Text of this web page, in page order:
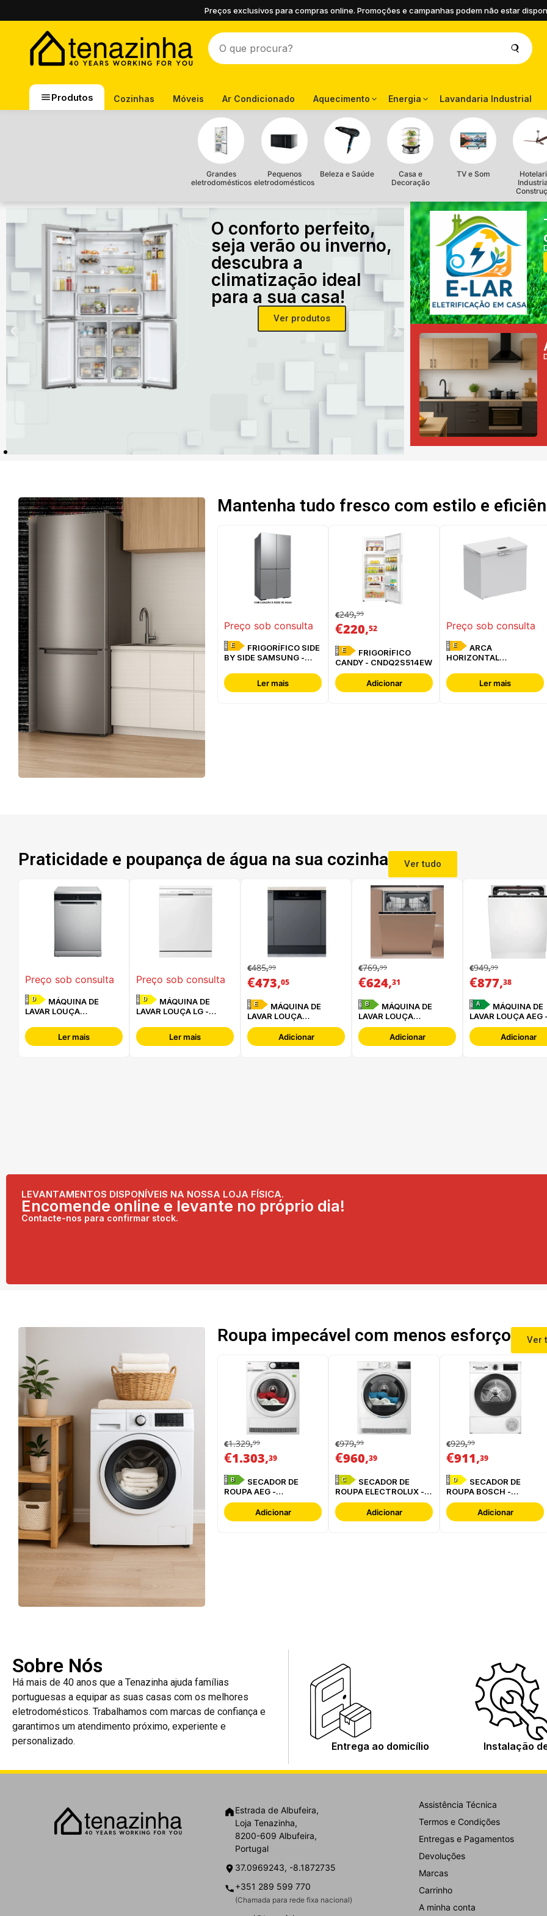
Preços exclusivos para compras online. Promoções e campanhas podem não estar
Produtos Cozinhas Móveis Ar Condicionado Aquecimento Energia Lavandaria Industrial
Grandes
eletrodomésticos
Pequenos
eletrodomésticos
Beleza e Saúde
Casa e
Decoração
TV e Som
O conforto perfeito,
seja verão ou inverno,
descubra a
climatização ideal
para a sua casa!
Ver produtos
Mantenha tudo fresco com estilo e
Preço sob consulta
E
BY SIDE SAMSUNG -
Ler mais
€249,99
€220,52
E
CANDY - CNDQ2S514EW
Adicionar
Preço sob consulta
E
HORIZONTAL
W3RHS24EW
Ler mais
Praticidade e poupança de água na sua cozinha Ver tudo
Preço sob consulta
D
LAVAR LOUÇA
3C34 P X
Ler mais
Preço sob consulta
D
LAVAR LOUÇA LG -
Ler mais
€485,99
€473,05
E
LAVAR LOUÇA
HOTPOINT - HBC
2B+26 BAdicionar
€769,99
€624,31
B
LAVAR LOUÇA
HOTPOINT -
HA6IB16B2M6L0
Adicionar
€949,99
€877,38
A
LAVAR LOUÇA AEG
FSE76727P
Adicionar
LEVANTAMENTOS DISPONÍVEIS NA NOSSA LOJA FÍSICA.
Encomende online e levante no próprio dia!
Contacte-nos para confirmar stock.
Roupa impecável com menos esforço Ver
€1.329,99
€1.303,39
B
ROUPA AEG -
TR839T4PBC
Adicionar
€979,99
€960,39
C
ROUPA ELECTROLUX -
EDI629G4BO
Adicionar
€929,99
€911,39
D
ROUPA BOSCH -
WQG24200ES
Adicionar
Sobre Nós
Há mais de 40 anos que a Tenazinha ajuda famílias
portuguesas a equipar as suas casas com os melhores
eletrodomésticos. Trabalhamos com marcas de confiança e
garantimos um atendimento próximo, experiente e
personalizado.
Entrega ao domicílio Instalação
Estrada de Albufeira,
Loja Tenazinha,
8200-609 Albufeira,
Portugal
37.0969243, -8.1872735
+351 289 599 770
(Chamada para rede fixa nacional)
Assistência Técnica
Termos e Condições
Entregas e Pagamentos
Devoluções
Marcas
Carrinho
A minha conta